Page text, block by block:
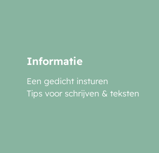
Informatie
Een gedicht insturen
Tips voor schrijven & teksten